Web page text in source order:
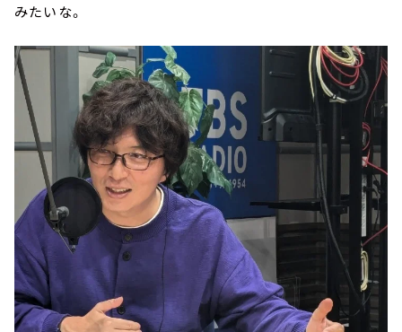
みたいな。